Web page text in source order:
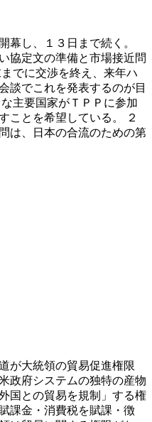
幕し、１３日まで続く。
協定文の準備と市場接近問
でに交渉を終え、来年ハ
談でこれを発表するのが目
主要国家がＴＰＰに参加
ことを希望している。 ２
は、日本の合流のための第
が大統領の貿易促進権限
政府システムの独特の産物
国との貿易を規制」する権
課金・消費税を賦課・徴